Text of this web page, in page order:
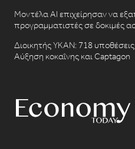
Μοντέλα AI επιχείρησαν να
προγραμματιστές σε δοκιμές
Διοικητής ΥΚΑΝ: 718
Αύξηση κοκαΐνης και Captagon